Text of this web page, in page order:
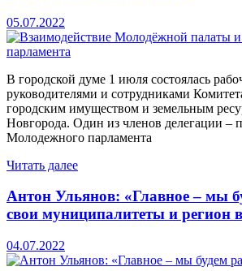
05.07.2022
В городской думе 1 июля состоялась
руководителями и сотрудниками
городским имуществом и земельным
Новгорода. Один из членов делегации –
Молодежного парламента
Читать далее
Антон Ульянов: «Главное – мы
свои муниципалитеты и регион
04.07.2022